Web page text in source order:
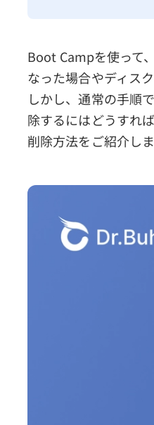
Boot Campを使って、
なった場合やディス
しかし、通常の手順
除するにはどうすれ
削除方法をご紹介しま